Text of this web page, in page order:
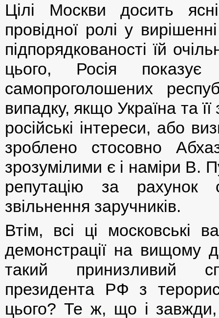
Цілі Москви досить
провідної ролі у
підпорядкованості їй
цього, Росія
самопроголошених
випадку, якщо Україна та
російські інтереси, або
зроблено стосовно
зрозумілими є і наміри В.
репутацію за рахунок
звільнення заручників.
Втім, всі ці московські
демонстрації на вищому
такий принизливий
президента РФ з
цього? Те ж, що і завжди,